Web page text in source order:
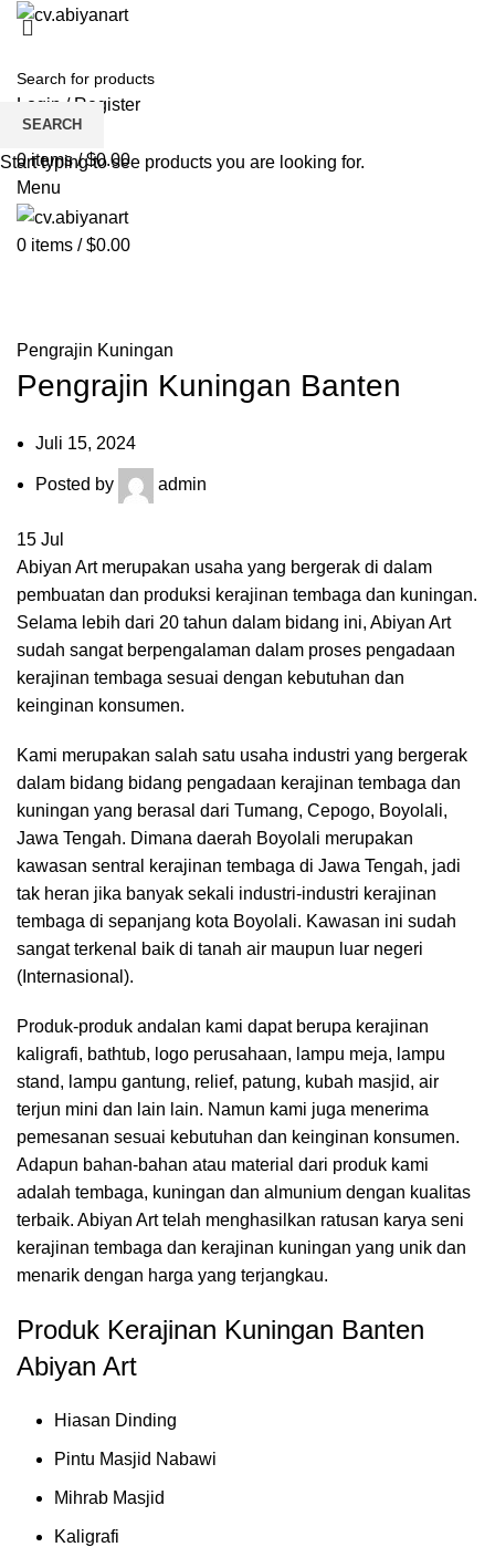
INSTAGRAM ABIYAN ART
Login / Register
Wishlist
0items / $0.00
Menu
0 items / $0.00
Pengrajin Kuningan
Pengrajin Kuningan Banten
Juli 15, 2024
Posted by admin
15 Jul
Abiyan Art merupakan usaha yang bergerak di dalam
pembuatan dan produksi kerajinan tembaga dan kuningan.
Selama lebih dari 20 tahun dalam bidang ini, Abiyan Art
sudah sangat berpengalaman dalam proses pengadaan
kerajinan tembaga sesuai dengan kebutuhan dan
keinginan konsumen.
Kami merupakan salah satu usaha industri yang bergerak
dalam bidang bidang pengadaan kerajinan tembaga dan
kuningan yang berasal dari Tumang, Cepogo, Boyolali,
Jawa Tengah. Dimana daerah Boyolali merupakan
kawasan sentral kerajinan tembaga di Jawa Tengah, jadi
tak heran jika banyak sekali industri-industri kerajinan
tembaga di sepanjang kota Boyolali. Kawasan ini sudah
sangat terkenal baik di tanah air maupun luar negeri
(Internasional).
Produk-produk andalan kami dapat berupa kerajinan
kaligrafi, bathtub, logo perusahaan, lampu meja, lampu
stand, lampu gantung, relief, patung, kubah masjid, air
terjun mini dan lain lain. Namun kami juga menerima
pemesanan sesuai kebutuhan dan keinginan konsumen.
Adapun bahan-bahan atau material dari produk kami
adalah tembaga, kuningan dan almunium dengan kualitas
terbaik. Abiyan Art telah menghasilkan ratusan karya seni
kerajinan tembaga dan kerajinan kuningan yang unik dan
menarik dengan harga yang terjangkau.
Produk Kerajinan Kuningan Banten
Abiyan Art
Hiasan Dinding
Pintu Masjid Nabawi
Mihrab Masjid
Kaligrafi
SEARCH
Start typing to see products you are looking for.